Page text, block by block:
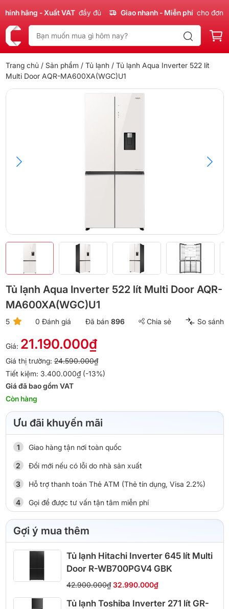
hãng - Xuất VAT đầy đủ Giao nhanh - Miễn phí cho đơn
Trang chủ / Sản phẩm / Tủ lạnh / Tủ lạnh Aqua Inverter 522 lít
Multi Door AQR-MA600XA(WGC)U1
Tủ lạnh Aqua Inverter 522 lít Multi Door AQR-
MA600XA(WGC)U1
5 0 Đánh giá Đã bán 896 Chia sẻ So sánh
Giá: 21.190.000₫
Giá thị trường:24.590.000₫
Tiết kiệm: 3.400.000₫ (-13%)
Giá đã bao gồm VAT
Còn hàng
Ưu đãi khuyến mãi
Giao hàng tận nơi toàn quốc
Đổi mới nếu có lỗi do nhà sản xuất
Hỗ trợ thanh toán Thẻ ATM (Thẻ tín dụng, Visa 2.2%)
Gọi để được tư vấn tận tâm miễn phí
Gợi ý mua thêm
Tủ lạnh Hitachi Inverter 645 lít Multi
Door R-WB700PGV4 GBK
42.900.000₫ 32.990.000₫
Tủ lạnh Toshiba Inverter 271 lít GR-